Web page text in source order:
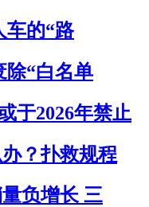
车的“路
除“白名单
于2026年禁止
？扑救规程
负增长 三